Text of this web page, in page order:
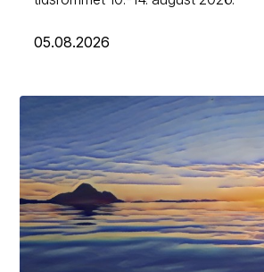
05.08.2026